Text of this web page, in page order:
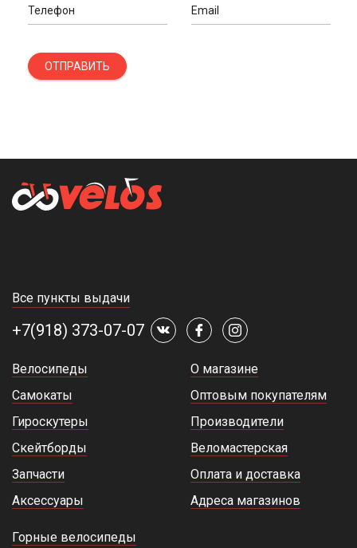
Телефон Email
ОТПРАВИТЬ
Все пункты выдачи
+7(918) 373-07-07
Велосипеды
Самокаты
Гироскутеры
Скейтборды
Запчасти
Аксессуары
О магазине
Оптовым покупателям
Производители
Веломастерская
Оплата и доставка
Адреса магазинов
Горные велосипеды